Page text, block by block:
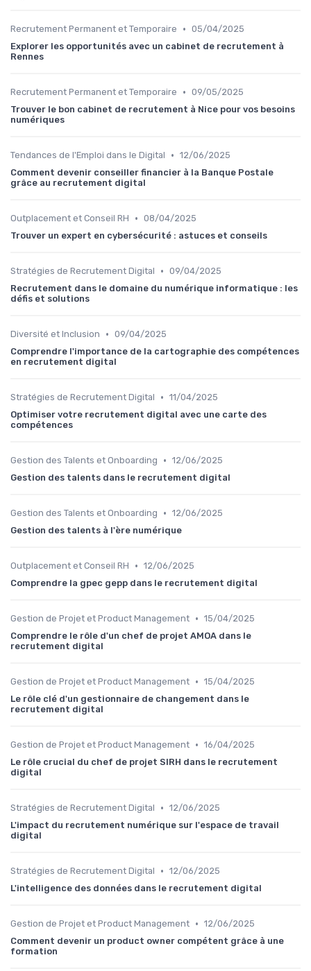
Recrutement Permanent et Temporaire • 05/04/2025
Explorer les opportunités avec un cabinet de recrutement à
Rennes
Recrutement Permanent et Temporaire • 09/05/2025
Trouver le bon cabinet de recrutement à Nice pour vos besoins
numériques
Tendances de l'Emploi dans le Digital • 12/06/2025
Comment devenir conseiller financier à la Banque Postale
grâce au recrutement digital
Outplacement et Conseil RH • 08/04/2025
Trouver un expert en cybersécurité : astuces et conseils
Stratégies de Recrutement Digital • 09/04/2025
Recrutement dans le domaine du numérique informatique : les
défis et solutions
Diversité et Inclusion • 09/04/2025
Comprendre l'importance de la cartographie des compétences
en recrutement digital
Stratégies de Recrutement Digital • 11/04/2025
Optimiser votre recrutement digital avec une carte des
compétences
Gestion des Talents et Onboarding • 12/06/2025
Gestion des talents dans le recrutement digital
Gestion des Talents et Onboarding • 12/06/2025
Gestion des talents à l'ère numérique
Outplacement et Conseil RH • 12/06/2025
Comprendre la gpec gepp dans le recrutement digital
Gestion de Projet et Product Management • 15/04/2025
Comprendre le rôle d'un chef de projet AMOA dans le
recrutement digital
Gestion de Projet et Product Management • 15/04/2025
Le rôle clé d'un gestionnaire de changement dans le
recrutement digital
Gestion de Projet et Product Management • 16/04/2025
Le rôle crucial du chef de projet SIRH dans le recrutement
digital
Stratégies de Recrutement Digital • 12/06/2025
L'impact du recrutement numérique sur l'espace de travail
digital
Stratégies de Recrutement Digital • 12/06/2025
L'intelligence des données dans le recrutement digital
Gestion de Projet et Product Management • 12/06/2025
Comment devenir un product owner compétent grâce à une
formation